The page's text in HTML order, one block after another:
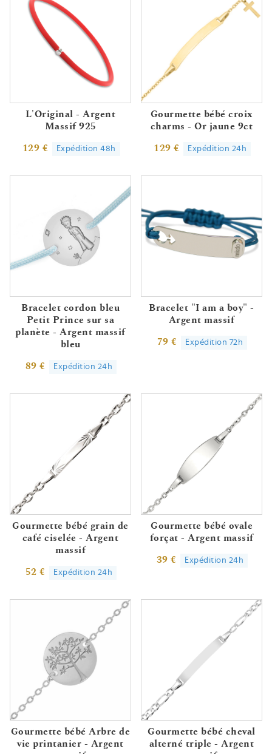
L'Original - Argent
Massif 925
129 € Expédition 48h
Gourmette bébé croix
charms - Or jaune 9ct
129 € Expédition 24h
Bracelet cordon bleu
Petit Prince sur sa
planète - Argent massif
bleu
89 € Expédition 24h
Bracelet "I am a boy" -
Argent massif
79 € Expédition 72h
Gourmette bébé grain de
café ciselée - Argent
massif
52 € Expédition 24h
Gourmette bébé ovale
forçat - Argent massif
39 € Expédition 24h
Gourmette bébé Arbre de
vie printanier - Argent
Gourmette bébé cheval
alterné triple - Argent